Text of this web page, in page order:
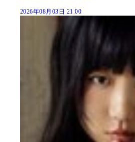
2026年08月03日 21:00